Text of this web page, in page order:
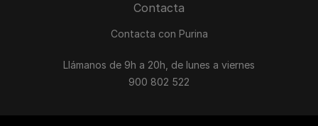
Contacta
Contacta con Purina
Llámanos de 9h a 20h, de lunes a viernes
900 802 522